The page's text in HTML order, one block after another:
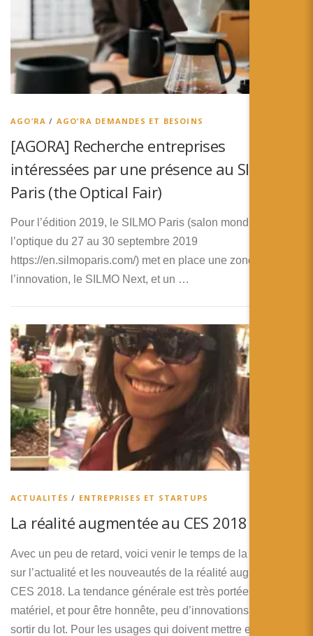
AGO’RA / AGO’RA DEMANDES ET BESOINS
[AGORA] Recherche entreprises
intéressées par une présence au SILMO
Paris (the Optical Fair)
Pour l’édition 2019, le SILMO Paris (salon mondial de
l’optique du 27 au 30 septembre 2019
https://en.silmoparis.com/) met en place une zone dédiée à
l’innovation, le SILMO Next, et un …
ACTUALITÉS / ENTREPRISES ET STARTUPS
La réalité augmentée au CES 2018
Avec un peu de retard, voici venir le temps de la synthèse
sur l’actualité et les nouveautés de la réalité augmentée au
CES 2018. La tendance générale est très portée sur le
matériel, et pour être honnête, peu d’innovations semblent
sortir du lot. Pour les usages qui doivent mettre en 2018 la